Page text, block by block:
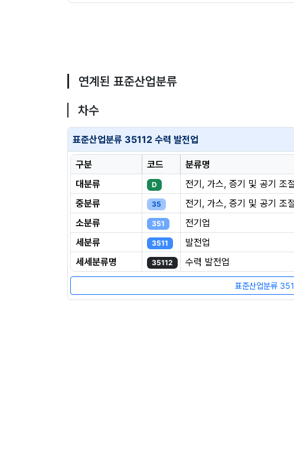
연계된 표준산업분류
차수
표준산업분류 35112 수력 발전업
구분 코드
분류명
대분류
D
전기, 가스, 증기 및 공기 조
중분류
35
전기, 가스, 증기 및 공기 조
소분류
351
전기업
세분류
3511
발전업
세세분류명
35112 수력 발전업
표준산업분류